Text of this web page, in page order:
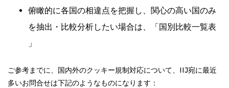
俯瞰的に各国の相違点を把握し、関心の高い国のみ
を抽出・比較分析したい場合は、「国別比較一覧表
」
ご参考までに、国内外のクッキー規制対応について、IIJ宛に最近
多いお問合せは下記のようなものになります：